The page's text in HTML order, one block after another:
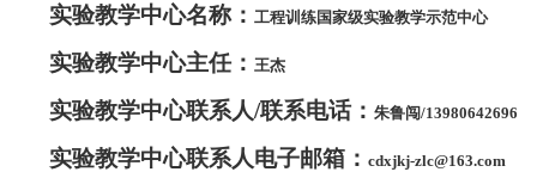
实验教学中心名称： 工程训练国家级实验教学示范中心
实验教学中心主任： 王杰
实验教学中心联系人/联系电话： 朱鲁闯/13980642696
实验教学中心联系人电子邮箱： cdxjkj-zlc@163.com